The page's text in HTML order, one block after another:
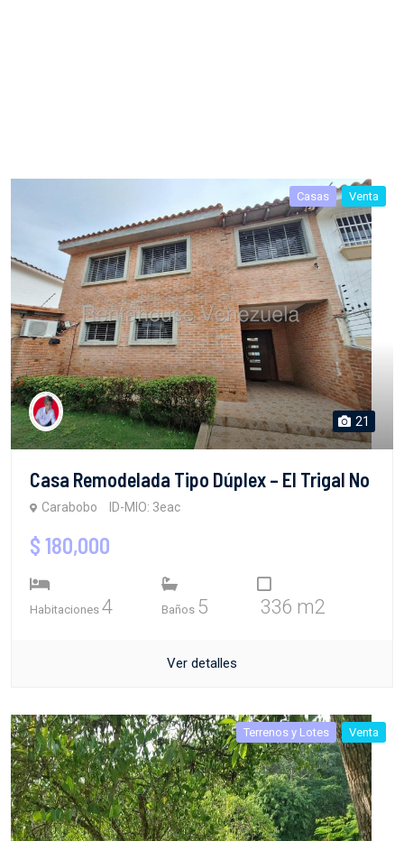
Casas Venta
21
Casa Remodelada Tipo Dúplex – El Trigal No
Carabobo ID-MIO: 3eac
$ 180,000
Habitaciones 4 Baños 5 336 m2
Ver detalles
Terrenos y Lotes Venta